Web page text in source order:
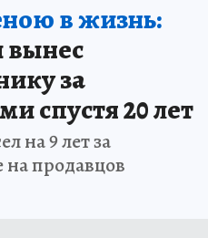
в жизнь:
вынес
за
спустя 20 лет
на 9 лет за
на продавцов